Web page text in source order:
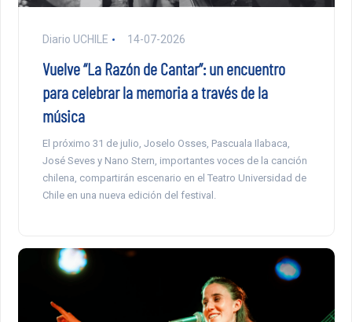
Diario UCHILE 14-07-2026
Vuelve “La Razón de Cantar”: un encuentro
para celebrar la memoria a través de la
música
El próximo 31 de julio, Joselo Osses, Pascuala Ilabaca,
José Seves y Nano Stern, importantes voces de la canción
chilena, compartirán escenario en el Teatro Universidad de
Chile en una nueva edición del festival.